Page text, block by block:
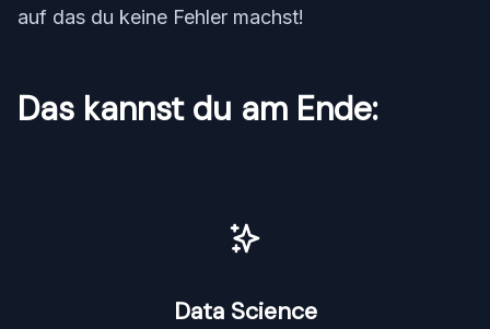
auf das du keine Fehler machst!
Das kannst du am Ende:
Data Science